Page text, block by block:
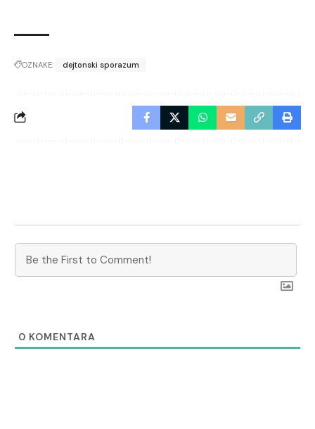
OZNAKE: dejtonski sporazum
0 KOMENTARA